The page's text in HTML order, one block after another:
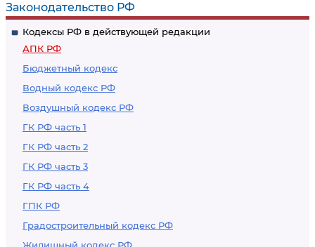
Законодательство РФ
Кодексы РФ в действующей редакции
АПК РФ
Бюджетный кодекс
Водный кодекс РФ
Воздушный кодекс РФ
ГК РФ часть 1
ГК РФ часть 2
ГК РФ часть 3
ГК РФ часть 4
ГПК РФ
Градостроительный кодекс РФ